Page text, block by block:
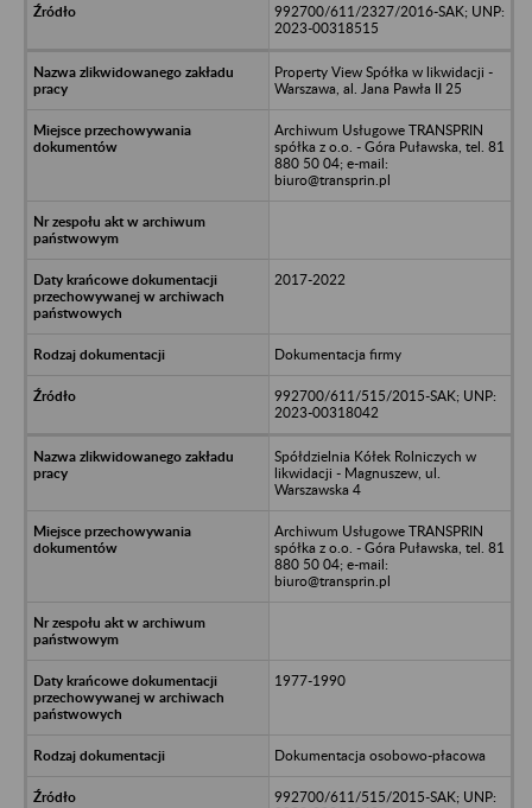
992700/611/2327/2016-SAK; UNP:
2023-00318515
Property View Spółka w likwidacji -
Warszawa, al. Jana Pawła II 25
Archiwum Usługowe TRANSPRIN
spółka z o.o. - Góra Puławska, tel. 81
880 50 04; e-mail:
biuro@transprin.pl
2017-2022
Dokumentacja firmy
992700/611/515/2015-SAK; UNP:
2023-00318042
Spółdzielnia Kółek Rolniczych w
likwidacji - Magnuszew, ul.
Warszawska 4
Archiwum Usługowe TRANSPRIN
spółka z o.o. - Góra Puławska, tel. 81
880 50 04; e-mail:
biuro@transprin.pl
1977-1990
Dokumentacja osobowo-płacowa
992700/611/515/2015-SAK; UNP: